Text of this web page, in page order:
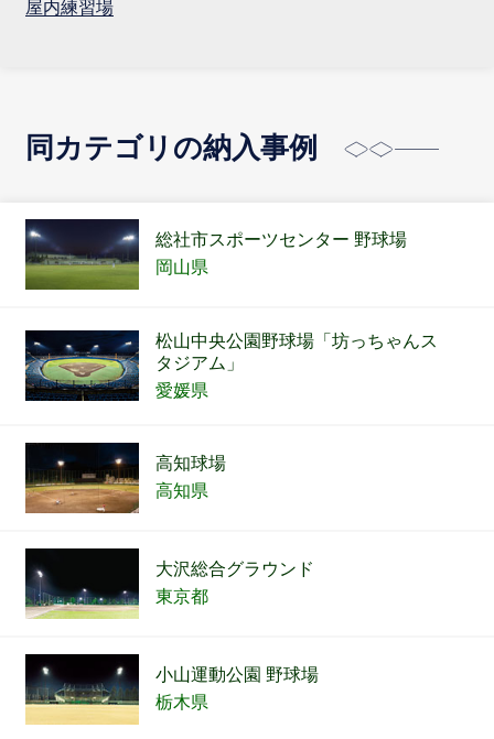
屋内練習場
同カテゴリの納入事例
総社市スポーツセンター 野球場
岡山県
松山中央公園野球場「坊っちゃんス
タジアム」
愛媛県
高知球場
高知県
大沢総合グラウンド
東京都
小山運動公園 野球場
栃木県